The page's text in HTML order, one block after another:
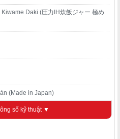
Điện Gia Dụng Nhật
Sử
株式会社)
đầu chuyên sản xuất bình giữ
triển, ZOJIRUSHI trở thành
điện gia dụng được tin tưởng
biệt trong lĩnh vực nồi cơm
(鳥) của ZOJIRUSHI được người
lập tức, gắn liền với hai cam
Daki (圧力IH炊飯ジャー 極め
(Made in Japan)
加熱方式)
số kỹ thuật ▼